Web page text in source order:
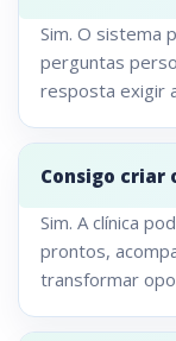
Sim. O sistema
perguntas
resposta exigir
Consigo criar
Sim. A clínica
prontos,
transformar